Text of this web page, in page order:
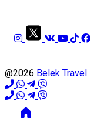
@2026 Belek Travel